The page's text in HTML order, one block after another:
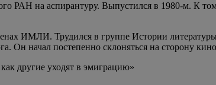
РАН на аспирантуру. Выпустился в 1980-м. К
ИМЛИ. Трудился в группе Истории
Он начал постепенно склоняться на сторону
другие уходят в эмиграцию»